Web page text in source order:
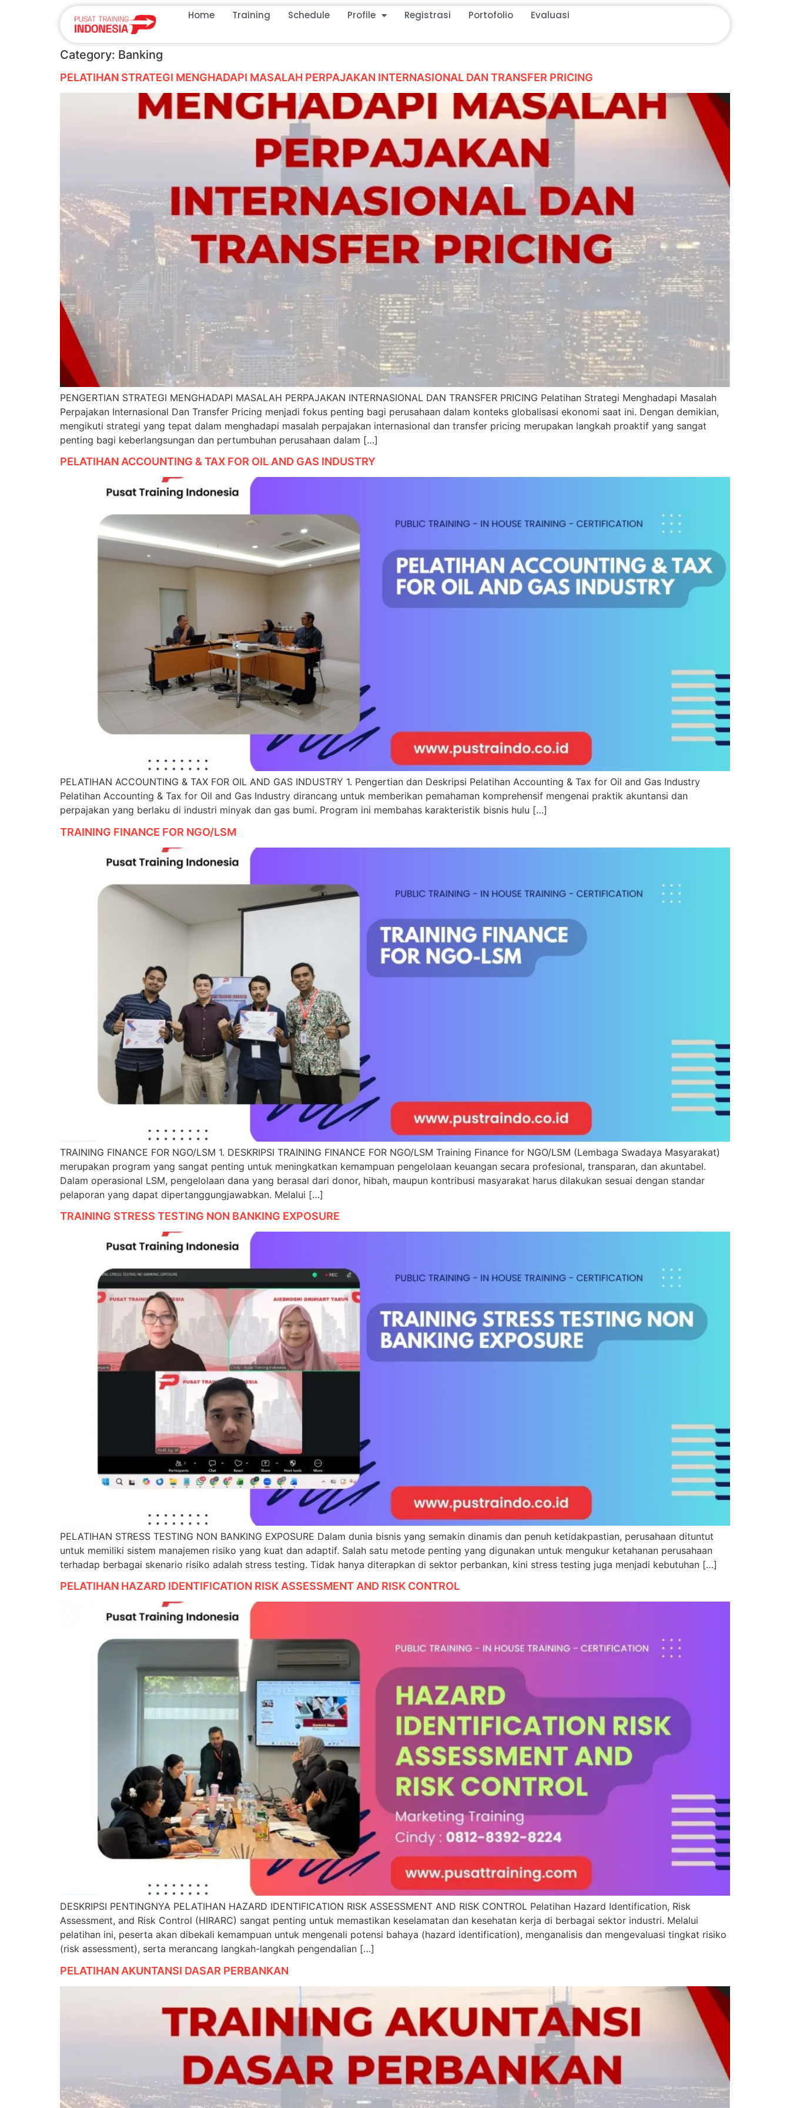
Home Training Schedule Profile Registrasi Portofolio Evaluasi
Category: Banking
PELATIHAN STRATEGI MENGHADAPI MASALAH PERPAJAKAN INTERNASIONAL DAN TRANSFER PRICING
PENGERTIAN STRATEGI MENGHADAPI MASALAH PERPAJAKAN INTERNASIONAL DAN TRANSFER PRICING Pelatihan Strategi Menghadapi Masalah
Perpajakan Internasional Dan Transfer Pricing menjadi fokus penting bagi perusahaan dalam konteks globalisasi ekonomi saat ini. Dengan demikian,
mengikuti strategi yang tepat dalam menghadapi masalah perpajakan internasional dan transfer pricing merupakan langkah proaktif yang sangat
penting bagi keberlangsungan dan pertumbuhan perusahaan dalam […]
PELATIHAN ACCOUNTING & TAX FOR OIL AND GAS INDUSTRY
PELATIHAN ACCOUNTING & TAX FOR OIL AND GAS INDUSTRY 1. Pengertian dan Deskripsi Pelatihan Accounting & Tax for Oil and Gas Industry
Pelatihan Accounting & Tax for Oil and Gas Industry dirancang untuk memberikan pemahaman komprehensif mengenai praktik akuntansi dan
perpajakan yang berlaku di industri minyak dan gas bumi. Program ini membahas karakteristik bisnis hulu […]
TRAINING FINANCE FOR NGO/LSM
TRAINING FINANCE FOR NGO/LSM 1. DESKRIPSI TRAINING FINANCE FOR NGO/LSM Training Finance for NGO/LSM (Lembaga Swadaya Masyarakat)
merupakan program yang sangat penting untuk meningkatkan kemampuan pengelolaan keuangan secara profesional, transparan, dan akuntabel.
Dalam operasional LSM, pengelolaan dana yang berasal dari donor, hibah, maupun kontribusi masyarakat harus dilakukan sesuai dengan standar
pelaporan yang dapat dipertanggungjawabkan. Melalui […]
TRAINING STRESS TESTING NON BANKING EXPOSURE
PELATIHAN STRESS TESTING NON BANKING EXPOSURE Dalam dunia bisnis yang semakin dinamis dan penuh ketidakpastian, perusahaan dituntut
untuk memiliki sistem manajemen risiko yang kuat dan adaptif. Salah satu metode penting yang digunakan untuk mengukur ketahanan perusahaan
terhadap berbagai skenario risiko adalah stress testing. Tidak hanya diterapkan di sektor perbankan, kini stress testing juga menjadi kebutuhan […]
PELATIHAN HAZARD IDENTIFICATION RISK ASSESSMENT AND RISK CONTROL
DESKRIPSI PENTINGNYA PELATIHAN HAZARD IDENTIFICATION RISK ASSESSMENT AND RISK CONTROL Pelatihan Hazard Identification, Risk
Assessment, and Risk Control (HIRARC) sangat penting untuk memastikan keselamatan dan kesehatan kerja di berbagai sektor industri. Melalui
pelatihan ini, peserta akan dibekali kemampuan untuk mengenali potensi bahaya (hazard identification), menganalisis dan mengevaluasi tingkat risiko
(risk assessment), serta merancang langkah-langkah pengendalian […]
PELATIHAN AKUNTANSI DASAR PERBANKAN